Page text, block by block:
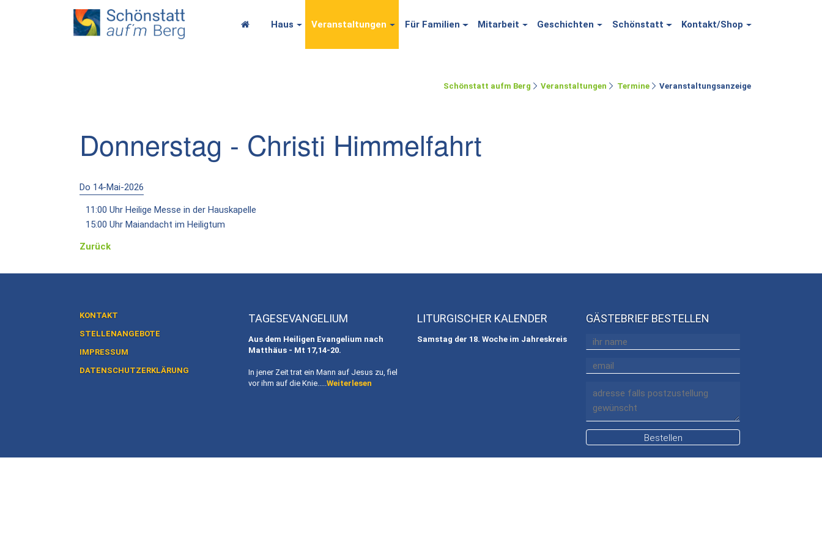
Haus Veranstaltungen Für Familien Mitarbeit Geschichten Schönstatt Kontakt/Shop
Schönstatt aufm Berg Veranstaltungen Termine Veranstaltungsanzeige
Donnerstag - Christi Himmelfahrt
Do 14-Mai-2026
11:00 Uhr Heilige Messe in der Hauskapelle
15:00 Uhr Maiandacht im Heiligtum
Zurück
KONTAKT
STELLENANGEBOTE
IMPRESSUM
DATENSCHUTZERKLÄRUNG
TAGESEVANGELIUM
Aus dem Heiligen Evangelium nach
Matthäus - Mt 17,14-20.
In jener Zeit trat ein Mann auf Jesus zu, fiel
vor ihm auf die Knie..... Weiterlesen
LITURGISCHER KALENDER
Samstag der 18. Woche im Jahreskreis
GÄSTEBRIEF BESTELLEN
Bestellen